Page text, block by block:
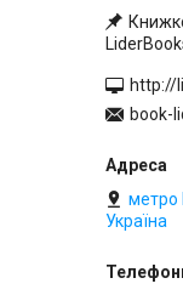
http://
book-
метро
Україна